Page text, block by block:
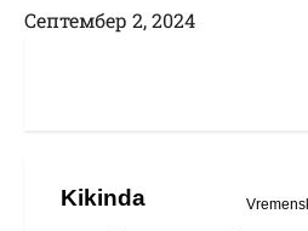
Септембер 2, 2024